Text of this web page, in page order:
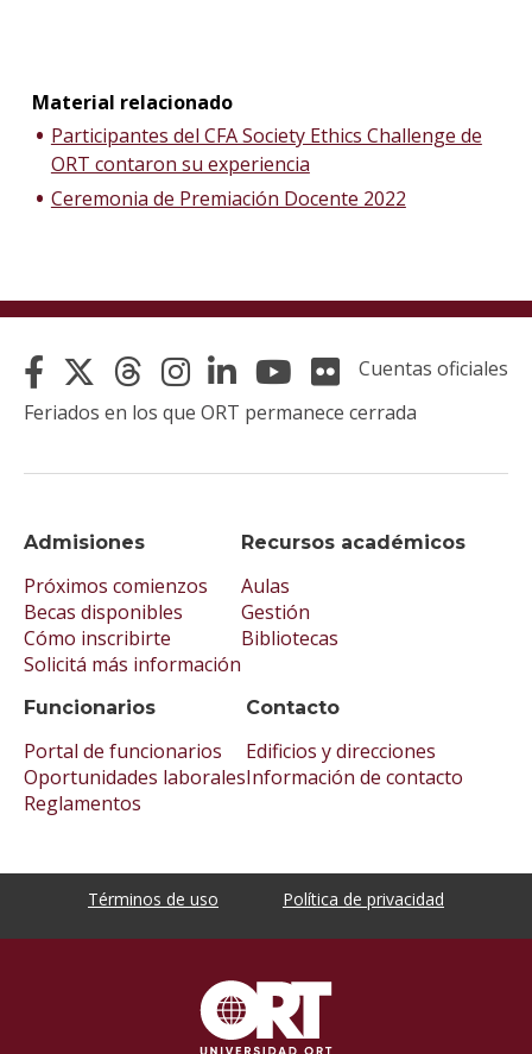
Material relacionado
Participantes del CFA Society Ethics Challenge de
ORT contaron su experiencia
Ceremonia de Premiación Docente 2022
Admisiones
Próximos comienzos
Becas disponibles
Cómo inscribirte
Solicitá más información
Recursos académicos
Aulas
Gestión
Bibliotecas
Funcionarios
Portal de funcionarios
Oportunidades laborales
Reglamentos
Contacto
Edificios y direcciones
Información de contacto
Cuentas oficiales
Feriados en los que ORT permanece cerrada
Términos de uso Política de privacidad